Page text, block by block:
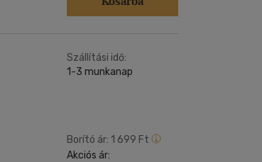
Szállítási idő:
1-3 munkanap
Borító ár: 1 699 Ft
Akciós ár: